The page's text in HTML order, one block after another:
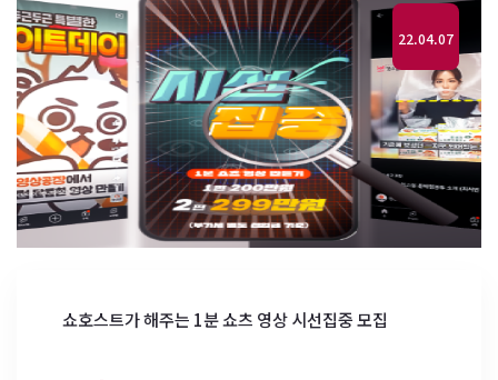
22.04.07
쇼호스트가 해주는 1분 쇼츠 영상 시선집중 모집